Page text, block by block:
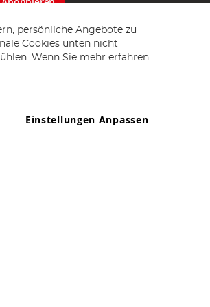
vorbehalten.
Firmennummer: 863029607
persönliche Angebote zu
Cookies unten nicht
Wenn Sie mehr erfahren
Einstellungen Anpassen